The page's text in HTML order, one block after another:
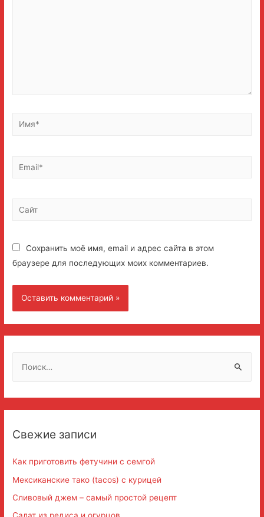
Имя*
Email*
Сайт
Сохранить моё имя, email и адрес сайта в этом
браузере для последующих моих комментариев.
:Свежие записи
Как приготовить фетучини с семгой
Мексиканские тако (tacos) с курицей
Сливовый джем – самый простой рецепт